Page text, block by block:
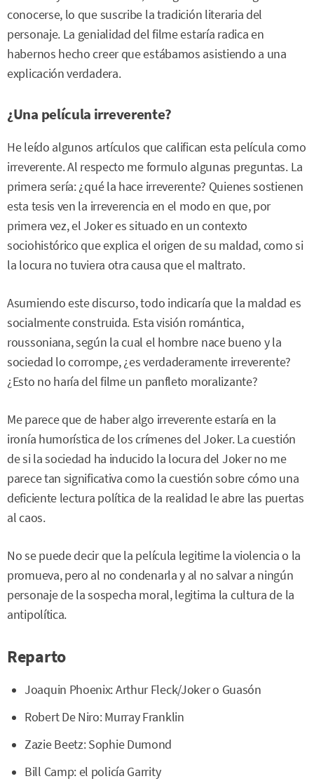
conocerse, lo que suscribe la tradición literaria del
personaje. La genialidad del filme estaría radica en
habernos hecho creer que estábamos asistiendo a una
explicación verdadera.
¿Una película irreverente?
He leído algunos artículos que califican esta película como
irreverente. Al respecto me formulo algunas preguntas. La
primera sería: ¿qué la hace irreverente? Quienes sostienen
esta tesis ven la irreverencia en el modo en que, por
primera vez, el Joker es situado en un contexto
sociohistórico que explica el origen de su maldad, como si
la locura no tuviera otra causa que el maltrato.
Asumiendo este discurso, todo indicaría que la maldad es
socialmente construida. Esta visión romántica,
roussoniana, según la cual el hombre nace bueno y la
sociedad lo corrompe, ¿es verdaderamente irreverente?
¿Esto no haría del filme un panfleto moralizante?
Me parece que de haber algo irreverente estaría en la
ironía humorística de los crímenes del Joker. La cuestión
de si la sociedad ha inducido la locura del Joker no me
parece tan significativa como la cuestión sobre cómo una
deficiente lectura política de la realidad le abre las puertas
al caos.
No se puede decir que la película legitime la violencia o la
promueva, pero al no condenarla y al no salvar a ningún
personaje de la sospecha moral, legitima la cultura de la
antipolítica.
Reparto
Joaquin Phoenix: Arthur Fleck/Joker o Guasón
Robert De Niro: Murray Franklin
Zazie Beetz: Sophie Dumond
Bill Camp: el policía Garrity